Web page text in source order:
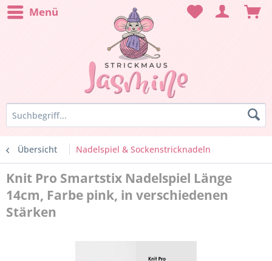
Menü
Übersicht Nadelspiel & Sockenstricknadeln
Knit Pro Smartstix Nadelspiel Länge
14cm, Farbe pink, in verschiedenen
Stärken